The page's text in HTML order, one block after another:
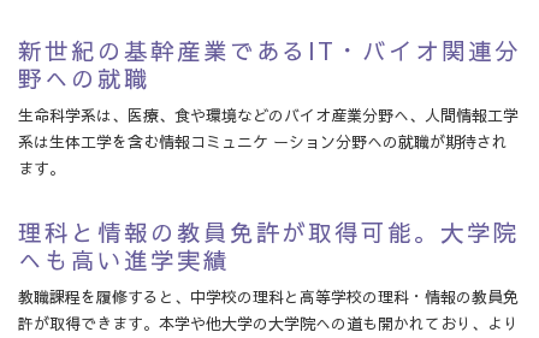
新世紀の基幹産業であるIT・バイオ関連分
野への就職
生命科学系は、医療、食や環境などのバイオ産業分野へ、人間情報工学
系は生体工学を含む情報コミュニケ ーション分野への就職が期待され
ます。
理科と情報の教員免許が取得可能。大学院
へも高い進学実績
教職課程を履修すると、中学校の理科と高等学校の理科・情報の教員免
許が取得できます。本学や他大学の大学院への道も開かれており、より